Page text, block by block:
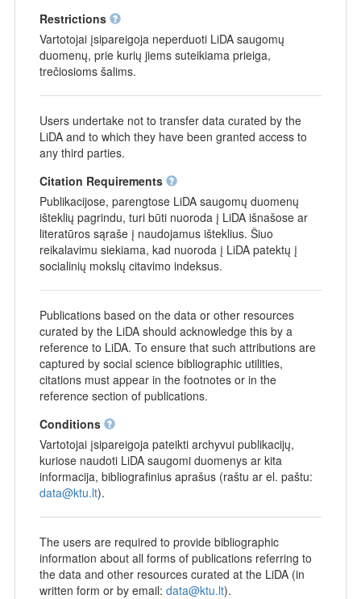
Restrictions
Vartotojai įsipareigoja neperduoti LiDA saugomų
duomenų, prie kurių jiems suteikiama prieiga,
trečiosioms šalims.
Users undertake not to transfer data curated by the
LiDA and to which they have been granted access to
any third parties.
Citation Requirements
Publikacijose, parengtose LiDA saugomų duomenų
išteklių pagrindu, turi būti nuoroda į LiDA išnašose ar
literatūros sąraše į naudojamus išteklius. Šiuo
reikalavimu siekiama, kad nuoroda į LiDA patektų į
socialinių mokslų citavimo indeksus.
Publications based on the data or other resources
curated by the LiDA should acknowledge this by a
reference to LiDA. To ensure that such attributions are
captured by social science bibliographic utilities,
citations must appear in the footnotes or in the
reference section of publications.
Conditions
Vartotojai įsipareigoja pateikti archyvui publikacijų,
kuriose naudoti LiDA saugomi duomenys ar kita
informacija, bibliografinius aprašus (raštu ar el. paštu:
data@ktu.lt).
The users are required to provide bibliographic
information about all forms of publications referring to
the data and other resources curated at the LiDA (in
written form or by email: data@ktu.lt).